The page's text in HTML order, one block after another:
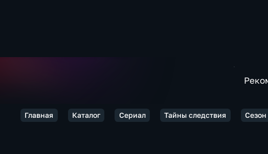
Главная Каталог Сериал Тайны следствия Сезон